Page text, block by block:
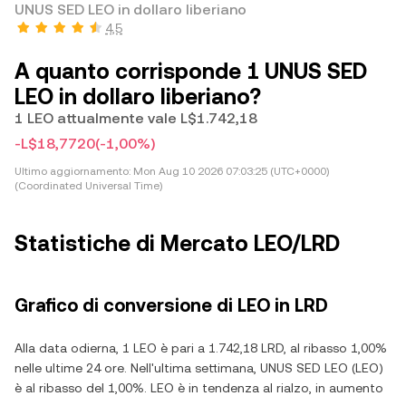
UNUS SED LEO in dollaro liberiano
4,5
A quanto corrisponde 1 UNUS SED
LEO in dollaro liberiano?
1 LEO attualmente vale L$1.742,18
-L$18,7720(-1,00%)
Ultimo aggiornamento: Mon Aug 10 2026 07:03:25 (UTC+0000)
(Coordinated Universal Time)
Statistiche di Mercato LEO/LRD
Grafico di conversione di LEO in LRD
Alla data odierna, 1 LEO è pari a 1.742,18 LRD, al ribasso 1,00%
nelle ultime 24 ore. Nell'ultima settimana, UNUS SED LEO (LEO)
è al ribasso del 1,00%. LEO è in tendenza al rialzo, in aumento